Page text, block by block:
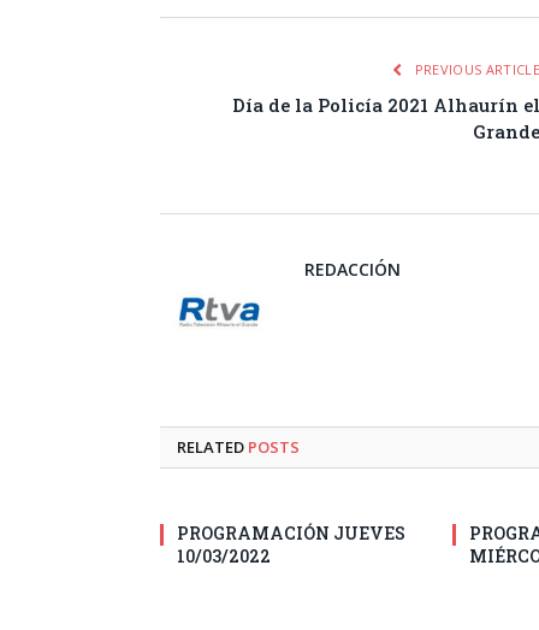
PREVIOUS ARTICLE
Día de la Policía 2021 Alhaurín el
Grande
REDACCIÓN
RELATED POSTS
PROGRAMACIÓN JUEVES
10/03/2022